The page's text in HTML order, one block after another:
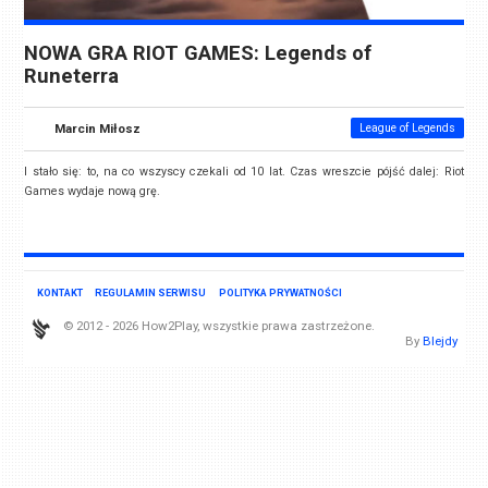
NOWA GRA RIOT GAMES: Legends of
Runeterra
Marcin Miłosz League of Legends
I stało się: to, na co wszyscy czekali od 10 lat. Czas wreszcie pójść dalej: Riot
Games wydaje nową grę.
KONTAKT REGULAMIN SERWISU POLITYKA PRYWATNOŚCI
© 2012 - 2026 How2Play, wszystkie prawa zastrzeżone.
By Blejdy